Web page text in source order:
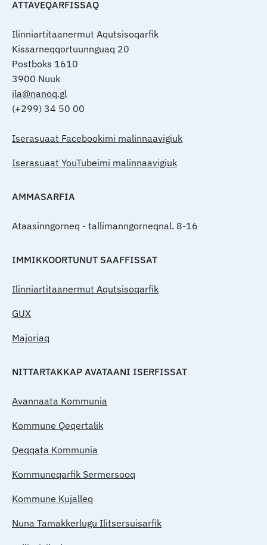
ATTAVEQARFISSAQ
Ilinniartitaanermut Aqutsisoqarfik
Kissarneqqortuunnguaq 20
Postboks 1610
3900 Nuuk
ila@nanoq.gl
(+299) 34 50 00
Iserasuaat Facebookimi malinnaavigiuk
Iserasuaat YouTubeimi malinnaavigiuk
AMMASARFIA
Ataasinngorneq - tallimanngorneqnal. 8-16
IMMIKKOORTUNUT SAAFFISSAT
Ilinniartitaanermut Aqutsisoqarfik
GUX
Majoriaq
NITTARTAKKAP AVATAANI ISERFISSAT
Avannaata Kommunia
Kommune Qeqertalik
Qeqqata Kommunia
Kommuneqarfik Sermersooq
Kommune Kujalleq
Nuna Tamakkerlugu Ilitsersuisarfik